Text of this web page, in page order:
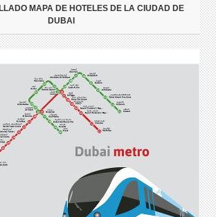
MAPA DE HOTELES DE LA CIUDAD DE
DUBAI